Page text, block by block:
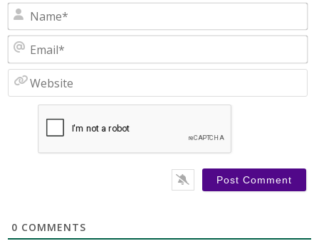
0 COMMENTS